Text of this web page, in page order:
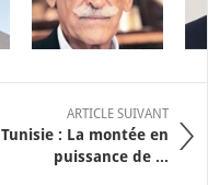
ARTICLE SUIVANT
Tunisie : La montée en
puissance de ...